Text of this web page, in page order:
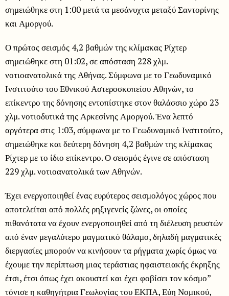
σημειώθηκε στη 1:00 μετά τα μεσάνυχτα μεταξύ Σαντορίνης
και Αμοργού.
Ο πρώτος σεισμός 4,2 βαθμών της κλίμακας Ρίχτερ
σημειώθηκε στη 01:02, σε απόσταση 228 χλμ.
νοτιοανατολικά της Αθήνας. Σύμφωνα με το Γεωδυναμικό
Ινστιτούτο του Εθνικού Αστεροσκοπείου Αθηνών, το
επίκεντρο της δόνησης εντοπίστηκε στον θαλάσσιο χώρο 23
χλμ. νοτιοδυτικά της Αρκεσίνης Αμοργού. Ένα λεπτό
αργότερα στις 1:03, σύμφωνα με το Γεωδυναμικό Ινστιτούτο,
σημειώθηκε και δεύτερη δόνηση 4,2 βαθμών της κλίμακας
Ρίχτερ με το ίδιο επίκεντρο. Ο σεισμός έγινε σε απόσταση
229 χλμ. νοτιοανατολικά των Αθηνών.
Έχει ενεργοποιηθεί ένας ευρύτερος σεισμολόγος χώρος που
αποτελείται από πολλές ρηξιγενείς ζώνες, οι οποίες
πιθανότατα να έχουν ενεργοποιηθεί από τη διέλευση ρευστών
από έναν μεγαλύτερο μαγματικό θάλαμο, δηλαδή μαγματικές
διεργασίες μπορούν να κινήσουν τα ρήγματα χωρίς όμως να
έχουμε την περίπτωση μιας τεράστιας ηφαιστειακής έκρηξης
έτσι, έτσι όπως έχει ακουστεί και έχει φοβίσει τον κόσμο”
τόνισε η καθηγήτρια Γεωλογίας του ΕΚΠΑ, Εύη Νομικού,